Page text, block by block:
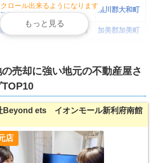
田郡蔵王町
刈田郡七ヶ宿
町
黒川郡大和町
川郡大衡村 加美郡色麻町 加美郡加美町
クロール出来るようになります
もっと見る
竈市 気仙沼市 名取市
松島市 大崎市 富谷市
田郡村田町 柴田郡柴田町 柴田郡川崎町
理郡亘理町 亘理郡山元町 宮城郡松島町
クロール出来るようになります
もっと見る
売却に強い地元の不動産屋さ
TOP10
Beyond ets イオンモール新利府南館
店